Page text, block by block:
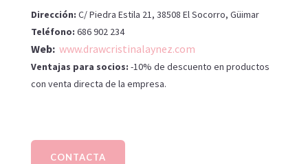
Dirección: C/ Piedra Estila 21, 38508 El Socorro, Güimar
Teléfono: 686 902 234
Web: www.drawcristinalaynez.com
Ventajas para socios: -10% de descuento en productos
con venta directa de la empresa.
CONTACTA